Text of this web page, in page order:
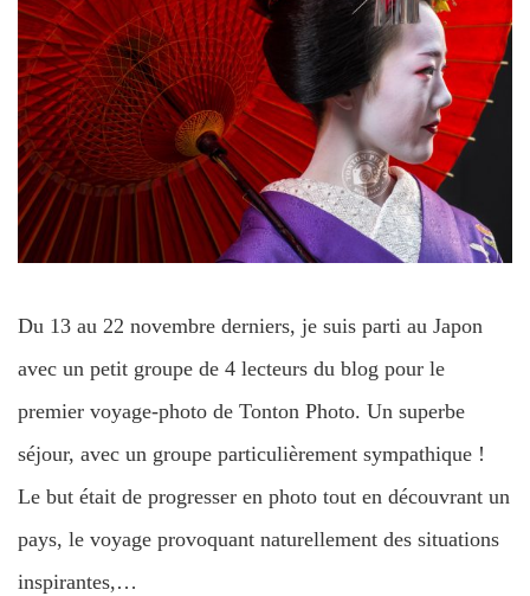
Du 13 au 22 novembre derniers, je suis parti au Japon
avec un petit groupe de 4 lecteurs du blog pour le
premier voyage-photo de Tonton Photo. Un superbe
séjour, avec un groupe particulièrement sympathique !
Le but était de progresser en photo tout en découvrant un
pays, le voyage provoquant naturellement des situations
inspirantes,…